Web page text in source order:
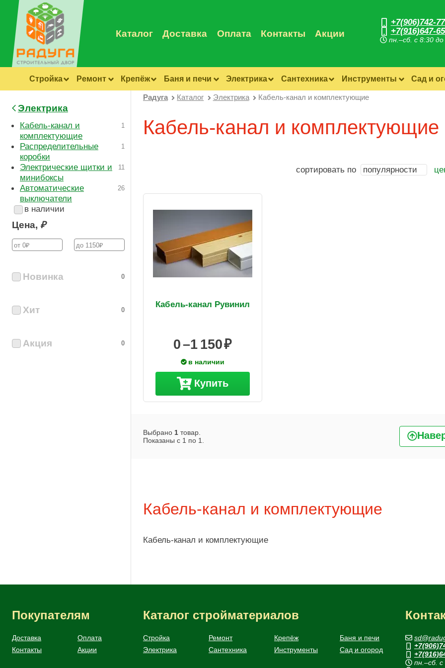
+7(906)742-
+7(916)647-
пн.–сб. с 8:30
Каталог Доставка Оплата Контакты Акции
Стройка Ремонт Крепёж Баня и печи Электрика Сантехника Инструменты Сад и
Радуга Каталог Электрика Кабель-канал и комплектующие
Кабель-канал и комплектующие
сортировать по популярности
Кабель-канал Рувинил
0 –1 150
в наличии
Купить
Выбрано 1 товар.
Показаны с 1 по 1.
Кабель-канал и комплектующие
Кабель-канал и комплектующие
Электрика
Кабель-канал и
комплектующие
1
Распределительные
коробки
1
Электрические щитки и
минибоксы
11
Автоматические
выключатели
26
в наличии
Цена, ₽
Новинка 0
Хит 0
Акция 0
Покупателям
Доставка
Оплата
Контакты
Акции
Каталог стройматериалов
Стройка Ремонт Крепёж
Баня и печи
Электрика
Сантехника Инструменты Сад и огород
пн.–сб.